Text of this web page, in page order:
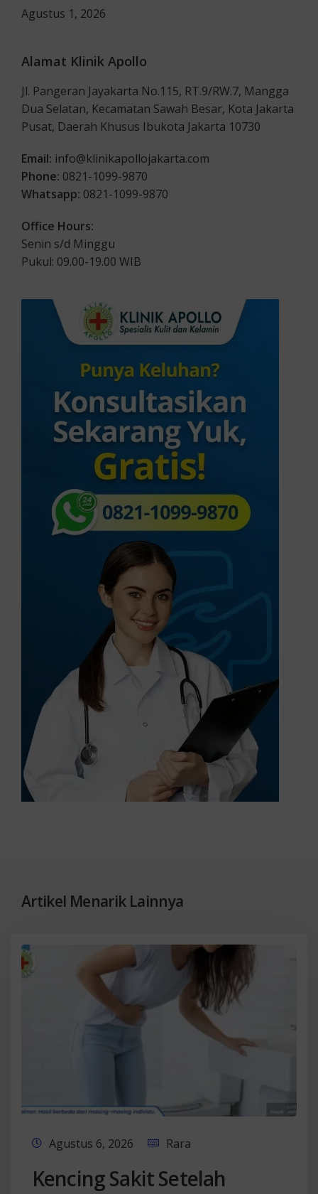
Agustus 1, 2026
Alamat Klinik Apollo
Jl. Pangeran Jayakarta No.115, RT.9/RW.7, Mangga
Dua Selatan, Kecamatan Sawah Besar, Kota Jakarta
Pusat, Daerah Khusus Ibukota Jakarta 10730
Email: info@klinikapollojakarta.com
Phone: 0821-1099-9870
Whatsapp: 0821-1099-9870
Office Hours:
Senin s/d Minggu
Pukul: 09.00-19.00 WIB
Artikel Menarik Lainnya
Agustus 6, 2026 Rara
Kencing Sakit Setelah